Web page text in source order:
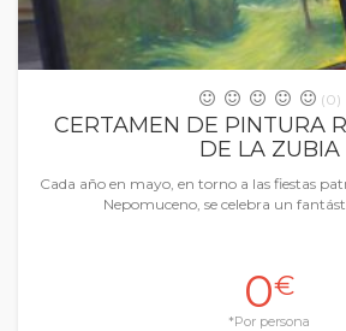
(0)
CERTAMEN DE PINTURA
DE LA ZUBIA
Cada año en mayo, en torno a las fiestas
Nepomuceno, se celebra un
0€
*Por persona